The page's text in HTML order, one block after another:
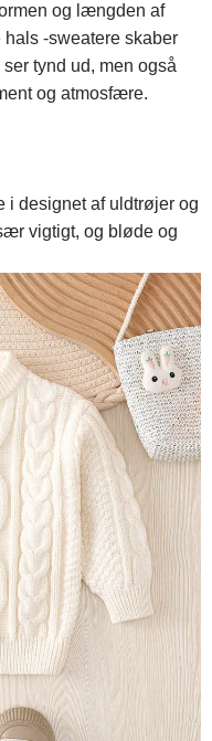
og længden af
-sweatere skaber
tynd ud, men også
og atmosfære.
i designet af uldtrøjer og
vigtigt, og bløde og